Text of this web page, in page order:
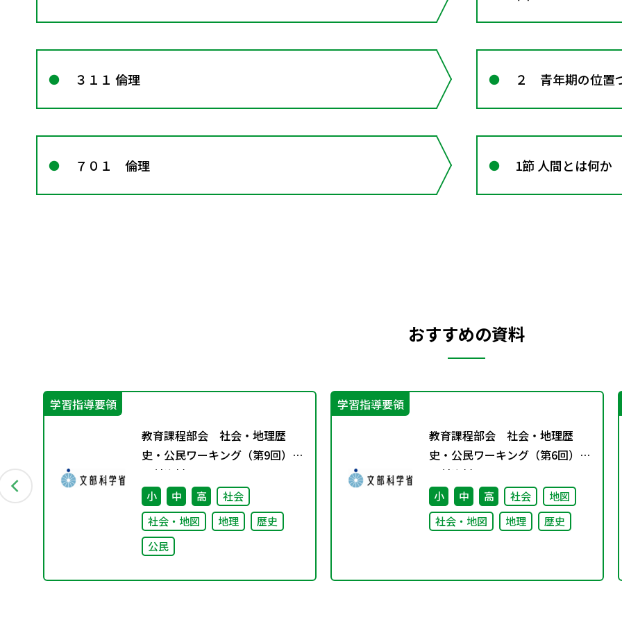
３１１ 倫理 ２ 青年期の位置
７０１ 倫理 1節 人間とは何か
おすすめの資料
学習指導要領
教育課程部会 社会・地理歴
史・公民ワーキング（第9回）
配付資料
小 中 高
社会
社会・地図
地理
歴史
公民
学習指導要領
教育課程部会 社会・地理歴
史・公民ワーキング（第6回）
配付資料
小 中 高 社会
地図
社会・地図
地理 歴史